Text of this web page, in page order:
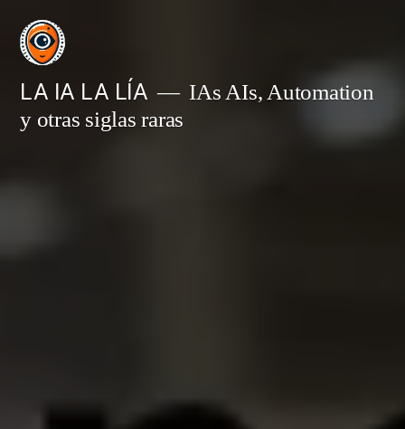
Saltar
contenido
LA IA LA LÍA
IAs AIs, Automation
y otras siglas raras